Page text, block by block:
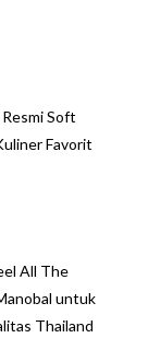
Soft
Favorit
All The
untuk
Thailand